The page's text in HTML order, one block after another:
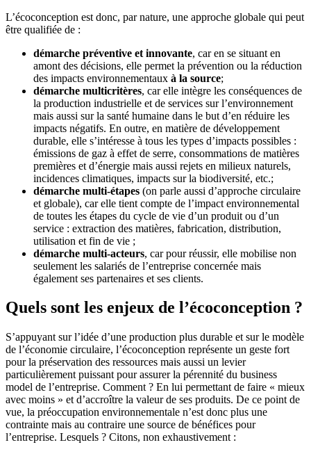
L’écoconception est donc, par nature, une approche globale qui peut
être qualifiée de :
démarche préventive et innovante, car en se situant en
amont des décisions, elle permet la prévention ou la réduction
des impacts environnementaux à la source;
démarche multicritères, car elle intègre les conséquences de
la production industrielle et de services sur l’environnement
mais aussi sur la santé humaine dans le but d’en réduire les
impacts négatifs. En outre, en matière de développement
durable, elle s’intéresse à tous les types d’impacts possibles :
émissions de gaz à effet de serre, consommations de matières
premières et d’énergie mais aussi rejets en milieux naturels,
incidences climatiques, impacts sur la biodiversité, etc.;
démarche multi-étapes (on parle aussi d’approche circulaire
et globale), car elle tient compte de l’impact environnemental
de toutes les étapes du cycle de vie d’un produit ou d’un
service : extraction des matières, fabrication, distribution,
utilisation et fin de vie ;
démarche multi-acteurs, car pour réussir, elle mobilise non
seulement les salariés de l’entreprise concernée mais
également ses partenaires et ses clients.
Quels sont les enjeux de l’écoconception ?
S’appuyant sur l’idée d’une production plus durable et sur le modèle
de l’économie circulaire, l’écoconception représente un geste fort
pour la préservation des ressources mais aussi un levier
particulièrement puissant pour assurer la pérennité du business
model de l’entreprise. Comment ? En lui permettant de faire « mieux
avec moins » et d’accroître la valeur de ses produits. De ce point de
vue, la préoccupation environnementale n’est donc plus une
contrainte mais au contraire une source de bénéfices pour
l’entreprise. Lesquels ? Citons, non exhaustivement :